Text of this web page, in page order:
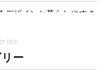
デザインと暮らしやすさ
。屋根・壁・基礎の構
ー